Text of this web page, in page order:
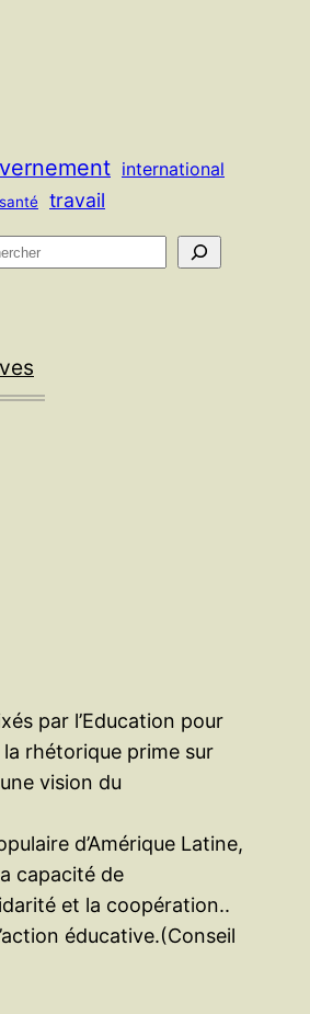
international
santé travail
par l’Education pour
la rhétorique prime sur
vision du
d’Amérique Latine,
capacité de
et la coopération..
éducative.(Conseil